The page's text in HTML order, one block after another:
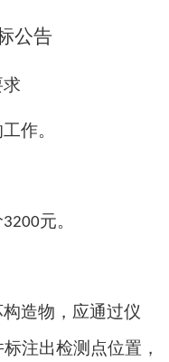
公告
作。
3200元。
造物，应通过仪
注出检测点位置，